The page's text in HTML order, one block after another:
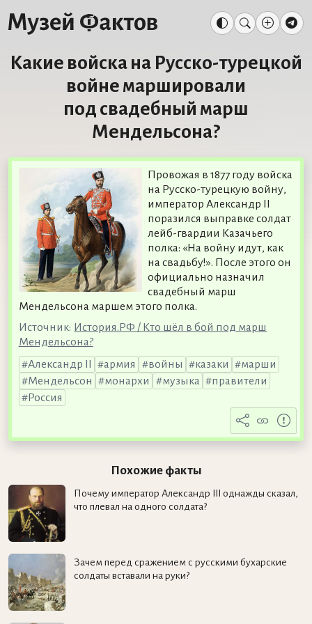
Какие войска на Русско-турецкой
войне маршировали
под свадебный марш
Мендельсона?
Провожая в 1877 году войска
на Русско-турецкую войну,
император Александр II
поразился выправке солдат
лейб-гвардии Казачьего
полка: «На войну идут, как
на свадьбу!». После этого он
официально назначил
свадебный марш
Мендельсона маршем этого полка.
Источник: История.РФ / Кто шёл в бой под марш
Мендельсона?
Александр II
армия войны казаки
марши
Мендельсон
монархи музыка
правители
Россия
Похожие факты
Почему император Александр III однажды сказал,
что плевал на одного солдата?
Зачем перед сражением с русскими бухарские
солдаты вставали на руки?